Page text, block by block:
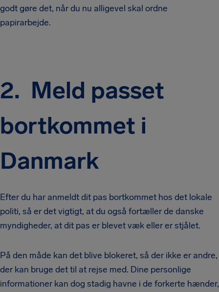
godt gøre det, når du nu alligevel skal ordne
papirarbejde.
2. Meld passet
bortkommet i
Danmark
Efter du har anmeldt dit pas bortkommet hos det lokale
politi, så er det vigtigt, at du også fortæller de danske
myndigheder, at dit pas er blevet væk eller er stjålet.
På den måde kan det blive blokeret, så der ikke er andre,
der kan bruge det til at rejse med. Dine personlige
informationer kan dog stadig havne i de forkerte hænder,